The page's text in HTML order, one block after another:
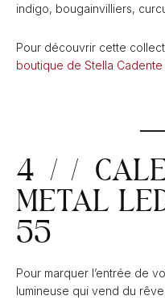
indigo, bougainvilliers,
Pour découvrir cette
boutique de Stella Cadente
4 //
METAL
55
Pour marquer l’entrée de
lumineuse qui vend du